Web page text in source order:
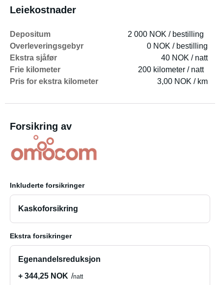
Leiekostnader
Depositum
2 000 NOK / bestilling
Overleveringsgebyr
0 NOK / bestilling
Ekstra sjåfør
40 NOK / natt
Frie kilometer
200 kilometer / natt
Pris for ekstra kilometer
3,00 NOK / km
Forsikring av
Inkluderte forsikringer
Kaskoforsikring
Ekstra forsikringer
Egenandelsreduksjon
+ 344,25 NOK
natt